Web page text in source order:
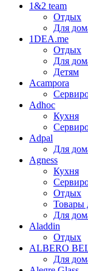
1&2 team
Отдых
Для
1DEA.me
Отдых
Для
Детям
Acampora
Adhoc
Кухня
Adpal
Для
Agness
Кухня
Отдых
Товары
Для
Aladdin
Отдых
ALBERO
Для